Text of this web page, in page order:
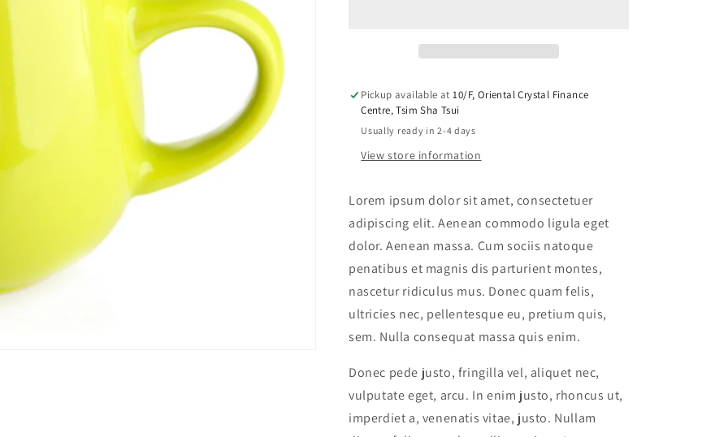
Pickup available at10/F, Oriental Crystal Finance
Centre, Tsim Sha Tsui
Usually ready in 2-4 days
View store information
Lorem ipsum dolor sit amet, consectetuer
adipiscing elit. Aenean commodo ligula eget
dolor. Aenean massa. Cum sociis natoque
penatibus et magnis dis parturient montes,
nascetur ridiculus mus. Donec quam felis,
ultricies nec, pellentesque eu, pretium quis,
sem. Nulla consequat massa quis enim.
Donec pede justo, fringilla vel, aliquet nec,
vulputate eget, arcu. In enim justo, rhoncus ut,
imperdiet a, venenatis vitae, justo. Nullam